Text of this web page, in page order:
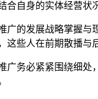
合自身的实体经营状
广的发展战略掌握
这些人在前期散播与
广务必紧紧围绕细处